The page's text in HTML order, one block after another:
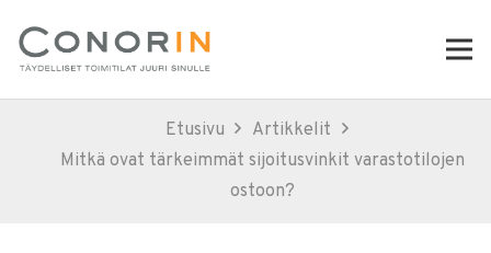
Etusivu
Artikkelit
Mitkä ovat tärkeimmät sijoitusvinkit varastotilojen
ostoon?